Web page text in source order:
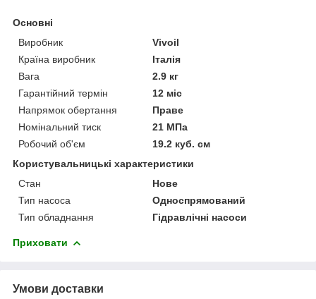
Основні
Виробник
Vivoil
Країна виробник
Італія
Вага
2.9 кг
Гарантійний термін
12 міс
Напрямок обертання
Праве
Номінальний тиск
21 МПа
Робочий об'єм
19.2 куб. см
Користувальницькі характеристики
Стан
Нове
Тип насоса
Односпрямований
Тип обладнання
Гідравлічні насоси
Приховати
Умови доставки